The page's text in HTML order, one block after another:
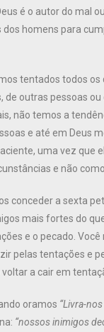
é o autor do mal
homens para
tentados todos
de outras pessoas
não temos a
e até em Deus
uma vez que
e não
conceder a sexta
mais fortes do
e o pecado.
pelas tentações e
a cair em
oramos “Livra-
“nossos inimigos